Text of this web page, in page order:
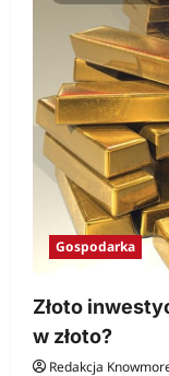
Gospodarka
Złoto
w złoto?
Redakcja